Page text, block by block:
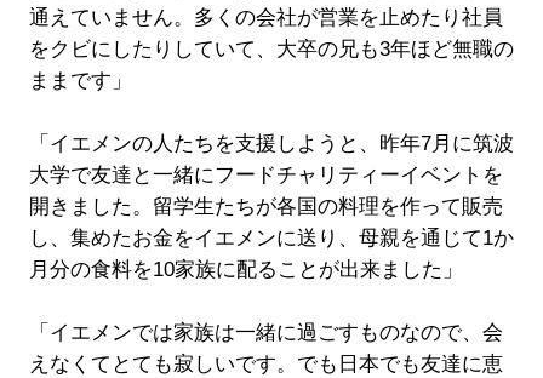
通えていません。多くの会社が営業を止めたり社員
をクビにしたりしていて、大卒の兄も3年ほど無職の
ままです」
「イエメンの人たちを支援しようと、昨年7月に筑波
大学で友達と一緒にフードチャリティーイベントを
開きました。留学生たちが各国の料理を作って販売
し、集めたお金をイエメンに送り、母親を通じて1か
月分の食料を10家族に配ることが出来ました」
「イエメンでは家族は一緒に過ごすものなので、会
えなくてとても寂しいです。でも日本でも友達に恵